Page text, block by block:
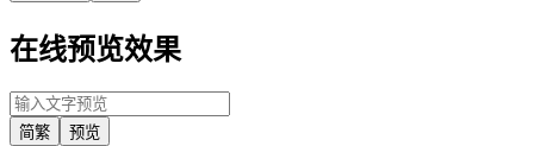
在线预览效果
简繁 预览